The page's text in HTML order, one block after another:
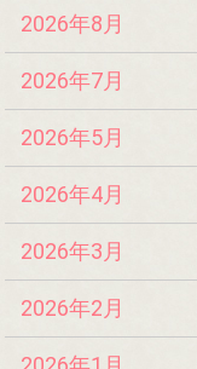
2026年8月
2026年7月
2026年5月
2026年4月
2026年3月
2026年2月